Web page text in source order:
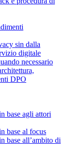
sin dalla
digitale
necessario
DPO
base agli attori
base al focus
base all’ambito di